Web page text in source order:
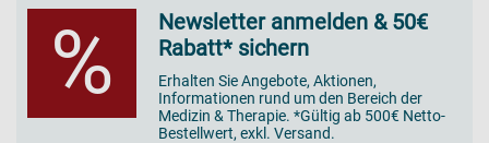
%
Newsletter anmelden & 50€
Rabatt* sichern
Erhalten Sie Angebote, Aktionen,
Informationen rund um den Bereich der
Medizin & Therapie. *Gültig ab 500€ Netto-
Bestellwert, exkl. Versand.